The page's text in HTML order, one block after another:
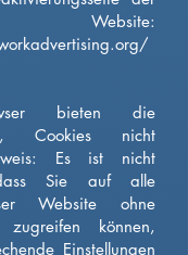
Website:
bieten die
Cookies nicht
Es ist nicht
Sie auf alle
Website ohne
zugreifen können,
Einstellungen